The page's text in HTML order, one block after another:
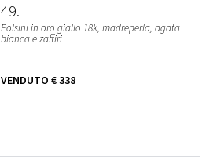
49
Polsini in oro giallo 18k, madreperla, agata
bianca e zaffiri
VENDUTO € 338